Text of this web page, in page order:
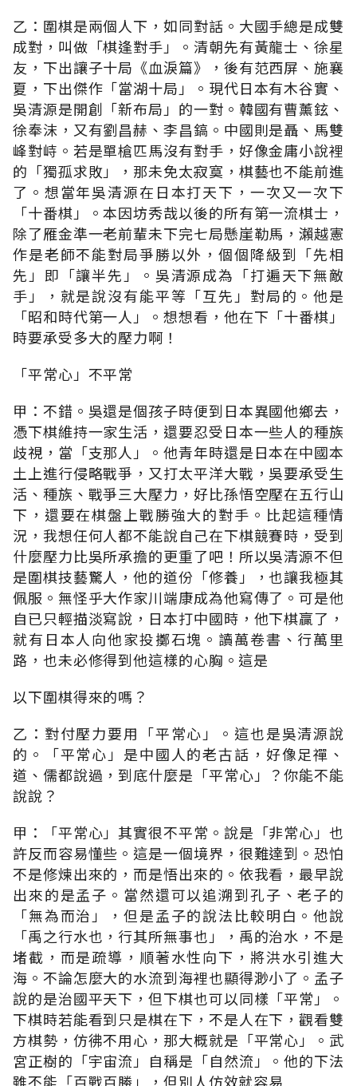
乙：圍棋是兩個人下，如同對話。大國手總是成雙
成對，叫做「棋逢對手」。清朝先有黃龍士、徐星
友，下出讓子十局《血淚篇》，後有范西屏、施襄
夏，下出傑作「當湖十局」。現代日本有木谷實、
吳清源是開創「新布局」的一對。韓國有曹薰鉉、
徐奉沫，又有劉昌赫、李昌鎬。中國則是聶、馬雙
峰對峙。若是單槍匹馬沒有對手，好像金庸小說裡
的「獨孤求敗」，那未免太寂寞，棋藝也不能前進
了。想當年吳清源在日本打天下，一次又一次下
「十番棋」。本因坊秀哉以後的所有第一流棋士，
除了雁金準一老前輩未下完七局懸崖勒馬，瀨越憲
作是老師不能對局爭勝以外，個個降級到「先相
先」即「讓半先」。吳清源成為「打遍天下無敵
手」，就是說沒有能平等「互先」對局的。他是
「昭和時代第一人」。想想看，他在下「十番棋」
時要承受多大的壓力啊！
「平常心」不平常
甲：不錯。吳還是個孩子時便到日本異國他鄉去，
憑下棋維持一家生活，還要忍受日本一些人的種族
歧視，當「支那人」。他青年時還是日本在中國本
土上進行侵略戰爭，又打太平洋大戰，吳要承受生
活、種族、戰爭三大壓力，好比孫悟空壓在五行山
下，還要在棋盤上戰勝強大的對手。比起這種情
況，我想任何人都不能說自己在下棋競賽時，受到
什麼壓力比吳所承擔的更重了吧！所以吳清源不但
是圍棋技藝驚人，他的道份「修養」，也讓我極其
佩服。無怪乎大作家川端康成為他寫傳了。可是他
自已只輕描淡寫說，日本打中國時，他下棋贏了，
就有日本人向他家投擲石塊。讀萬卷書、行萬里
路，也未必修得到他這樣的心胸。這是
以下圍棋得來的嗎？
乙：對付壓力要用「平常心」。這也是吳清源說
的。「平常心」是中國人的老古話，好像足禪、
道、儒都說過，到底什麼是「平常心」？你能不能
說說？
甲：「平常心」其實很不平常。說是「非常心」也
許反而容易懂些。這是一個境界，很難達到。恐怕
不是修煉出來的，而是悟出來的。依我看，最早說
出來的是孟子。當然還可以追溯到孔子、老子的
「無為而治」，但是孟子的說法比較明白。他說
「禹之行水也，行其所無事也」，禹的治水，不是
堵截，而是疏導，順著水性向下，將洪水引進大
海。不論怎麼大的水流到海裡也顯得渺小了。孟子
說的是治國平天下，但下棋也可以同樣「平常」。
下棋時若能看到只是棋在下，不是人在下，觀看雙
方棋勢，仿彿不用心，那大概就是「平常心」。武
宮正樹的「宇宙流」自稱是「自然流」。他的下法
雖不能「百戰百勝」，但別人仿效就容易